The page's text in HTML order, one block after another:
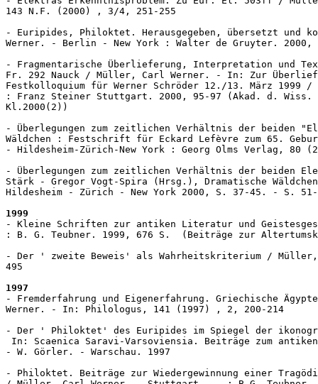
143 N.F. (2000) , 3/4, 251-255
- Euripides, Philoktet. Herausgegeben, übersetzt und
Werner. - Berlin - New York : Walter de Gruyter. 2000,
- Fragmentarische Überlieferung, Interpretation und
Fr. 292 Nauck / Müller, Carl Werner. - In: Zur
Festkolloquium für Werner Schröder 12./13. März
: Franz Steiner Stuttgart. 2000, 95-97 (Akad. d.
Kl.2000(2))
- Überlegungen zum zeitlichen Verhältnis der beiden
Wäldchen : Festschrift für Eckard Lefèvre zum 65.
- Hildesheim-Zürich-New York : Georg Olms Verlag, 80
- Überlegungen zum zeitlichen Verhältnis der beiden
Stärk - Gregor Vogt-Spira (Hrsg.), Dramatische
Hildesheim - Zürich - New York 2000, S. 37-45. - S. 51-
1999
- Kleine Schriften zur antiken Literatur und
: B. G. Teubner. 1999, 676 S.  (Beiträge zur
- Der ' zweite Beweis' als Wahrheitskriterium /
495
1997
- Fremderfahrung und Eigenerfahrung. Griechische
Werner. - In: Philologus, 141 (1997) , 2, 200-214
- Der ' Philoktet' des Euripides im Spiegel der
In: Scaenica Saravi-Varsoviensia. Beiträge zum
- W. Görler. - Warschau. 1997
- Philoktet. Beiträge zur Wiedergewinnung einer